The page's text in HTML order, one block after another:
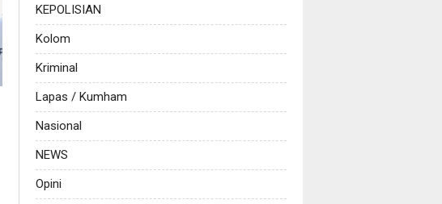
KEPOLISIAN
Kolom
Kriminal
Lapas / Kumham
Nasional
NEWS
Opini